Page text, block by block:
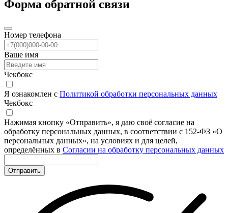
Форма обратной связи
Номер телефона
Ваше имя
Чекбокс
Я ознакомлен с Политикой обработки персональных данных
Чекбокс
Нажимая кнопку «Отправить», я даю своё согласие на
обработку персональных данных, в соответствии с 152-ФЗ «О
персональных данных», на условиях и для целей,
определённых в Согласии на обработку персональных данных
Отправить